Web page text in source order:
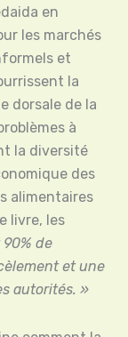
en
les marchés
et
la
dorsale de la
à
la diversité
des
alimentaires
livre, les
de
et une
autorités. »